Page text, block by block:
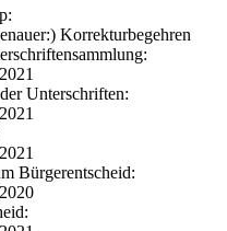
Korrekturbegehren
Unterschriften:
Bürgerentscheid: